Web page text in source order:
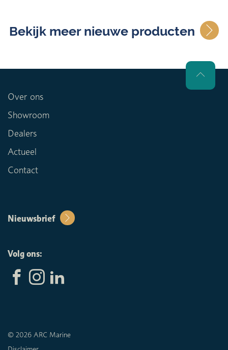
Bekijk meer nieuwe producten
Over ons
Showroom
Dealers
Actueel
Contact
Nieuwsbrief
Volg ons:
© 2026 ARC Marine